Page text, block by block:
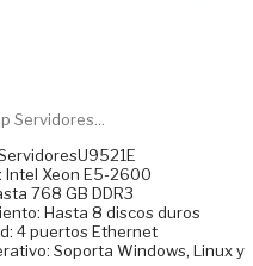
Servidores...
Intel Xeon E5-2600
768 GB DDR3
Hasta 8 discos duros
4 puertos Ethernet
Soporta Windows, Linux y